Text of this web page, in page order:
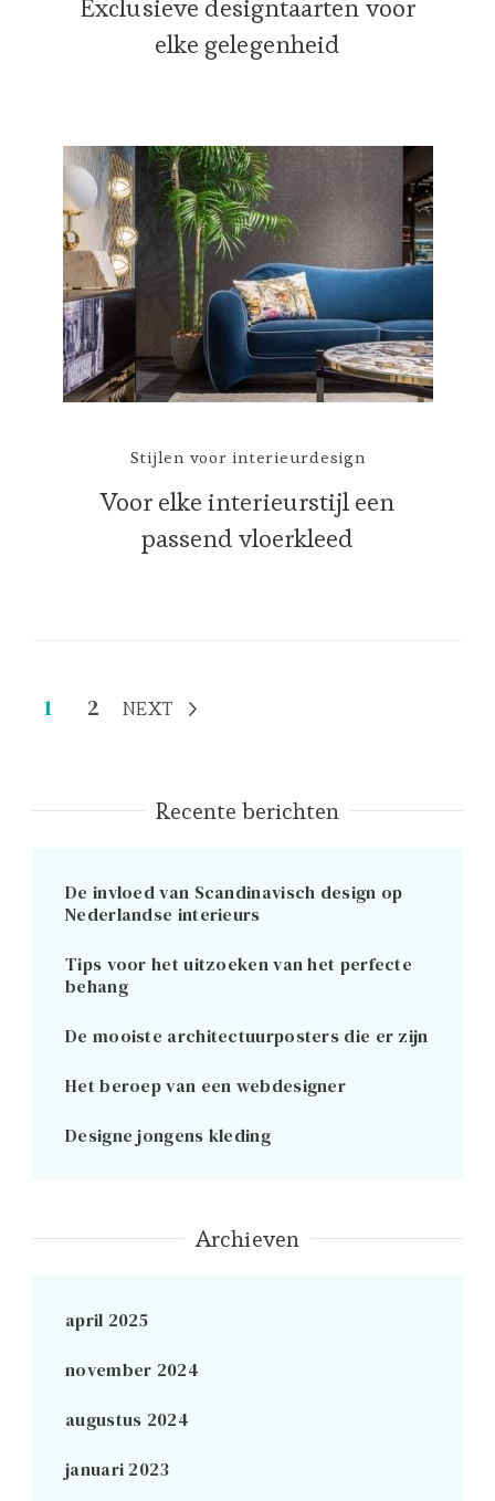
Exclusieve designtaarten voor
elke gelegenheid
Stijlen voor interieurdesign
Voor elke interieurstijl een
passend vloerkleed
Berichten
Page
1 Page
2 NEXT
Recente berichten
De invloed van Scandinavisch design op
Nederlandse interieurs
Tips voor het uitzoeken van het perfecte
behang
De mooiste architectuurposters die er zijn
Het beroep van een webdesigner
Designe jongens kleding
Archieven
april 2025
november 2024
augustus 2024
januari 2023